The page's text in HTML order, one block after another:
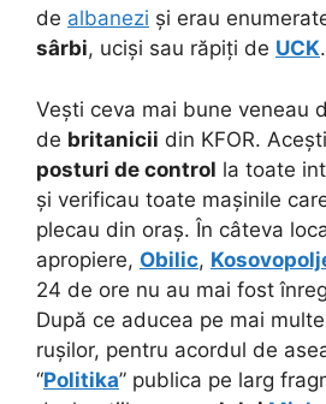
de albanezi și erau
sârbi, uciși sau răpiți de UCK.
Vești ceva mai bune veneau
de britanicii din KFOR.
posturi de control la toate
și verificau toate mașinile
plecau din oraș. În câteva
apropiere, Obilic,
24 de ore nu au mai fost
După ce aducea pe mai
rușilor, pentru acordul de
“Politika” publica pe larg